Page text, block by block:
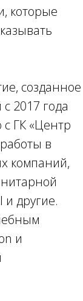
которые
созданное
2017 года
ГК «Центр
в
компаний,
и другие.
и